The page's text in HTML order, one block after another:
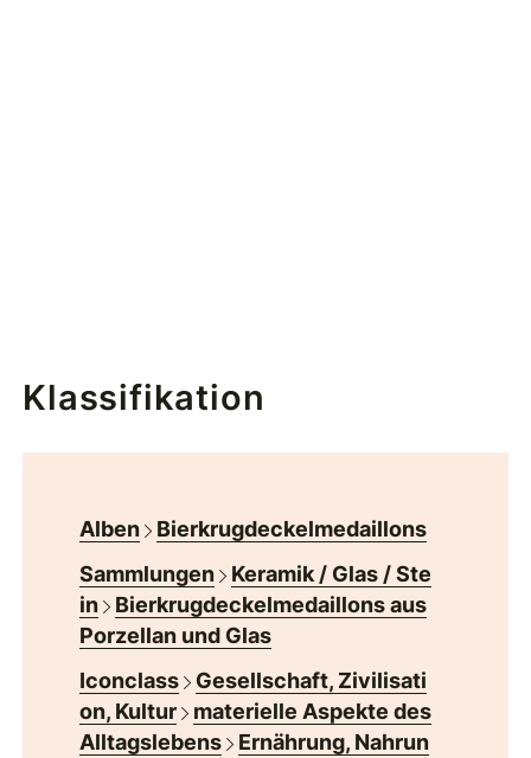
Klassifikation
Alben
Bierkrugdeckelmedaillons
Sammlungen
Keramik / Glas / Ste
in
Bierkrugdeckelmedaillons aus
Porzellan und Glas
Iconclass
Gesellschaft, Zivilisati
on, Kultur
materielle Aspekte des
Alltagslebens
Ernährung, Nahrun